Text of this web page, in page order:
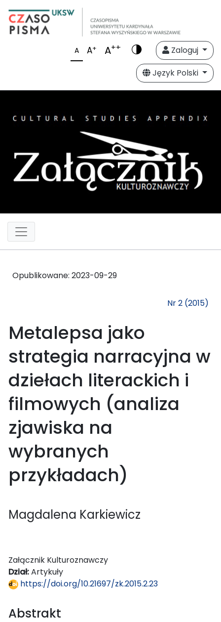
A A+ A++
Zaloguj
Język Polski
Opublikowane: 2023-09-29
Nr 2 (2015)
Metalepsa jako
strategia narracyjna w
dziełach literackich i
filmowych (analiza
zjawiska na
wybranych
przykładach)
Magdalena Karkiewicz
Załącznik Kulturoznawczy
Dział:Artykuły
https://doi.org/10.21697/zk.2015.2.23
Abstrakt